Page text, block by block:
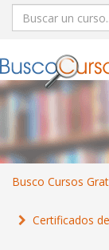
Busco Cursos
Certificados